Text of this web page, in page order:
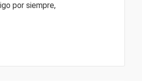
por siempre,